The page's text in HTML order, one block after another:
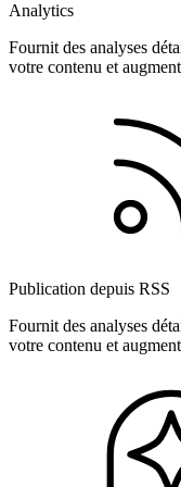
Analytics
Fournit des analyses
votre contenu et
Publication depuis RSS
Fournit des analyses
votre contenu et